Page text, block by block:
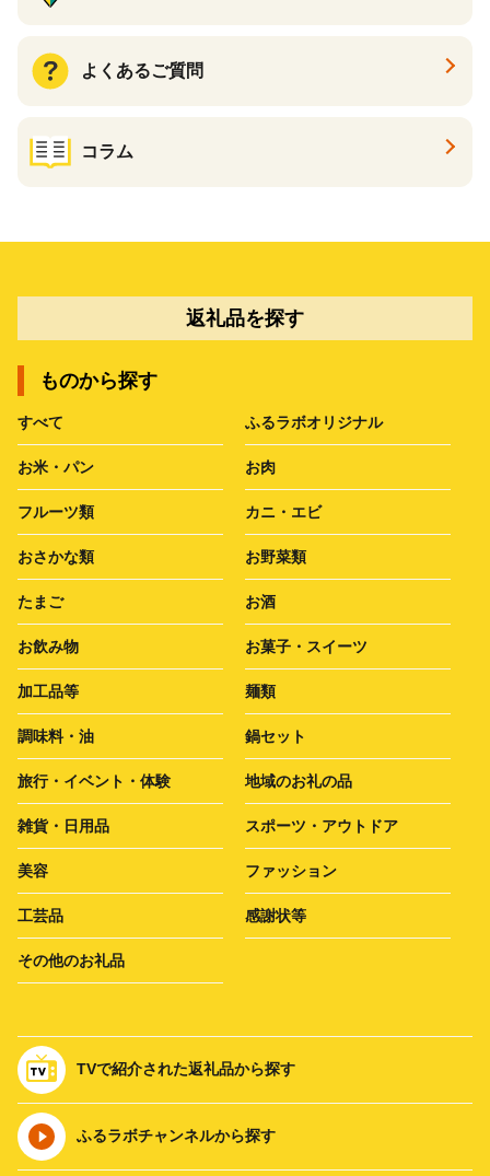
よくあるご質問
コラム
返礼品を探す
ものから探す
すべて ふるラボオリジナル
お米・パン お肉
フルーツ類 カニ・エビ
おさかな類 お野菜類
たまご お酒
お飲み物 お菓子・スイーツ
加工品等 麺類
調味料・油 鍋セット
旅行・イベント・体験 地域のお礼の品
雑貨・日用品 スポーツ・アウトドア
美容 ファッション
工芸品 感謝状等
その他のお礼品
TVで紹介された返礼品から探す
ふるラボチャンネルから探す